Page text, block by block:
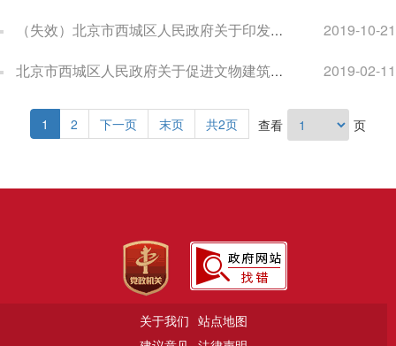
（失效）北京市西城区人民政府关于印发北京市 西城区科技企业孵化加速平台认定 和支持办法（修订）的通知
2019-10-21
北京市西城区人民政府关于促进文物建筑合理利用和开放管理的若干意见（试行）
2019-02-11
1 2 下一页 末页 共2页 查看 页
关于我们 站点地图